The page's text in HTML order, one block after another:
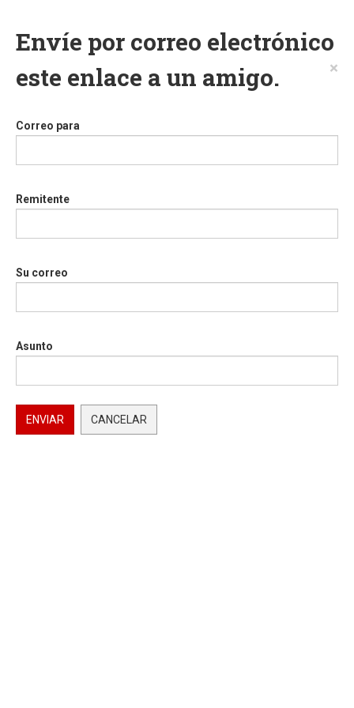
Envíe por correo electrónico
este enlace a un amigo.
×
Correo para
Remitente
Su correo
Asunto
ENVIAR CANCELAR